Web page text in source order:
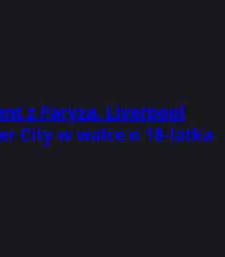
z Paryża. Liverpool
City w walce o 18-latka